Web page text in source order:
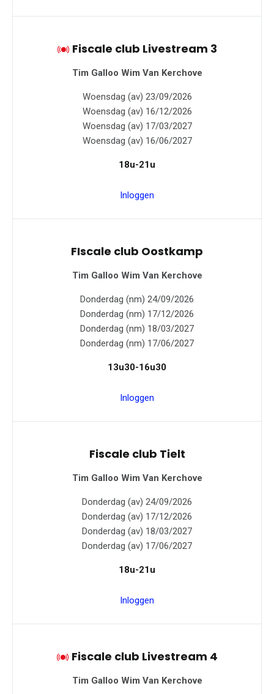
Fiscale club Livestream 3
Tim Galloo Wim Van Kerchove
Woensdag (av) 23/09/2026
Woensdag (av) 16/12/2026
Woensdag (av) 17/03/2027
Woensdag (av) 16/06/2027
18u-21u
Inloggen
FIscale club Oostkamp
Tim Galloo Wim Van Kerchove
Donderdag (nm) 24/09/2026
Donderdag (nm) 17/12/2026
Donderdag (nm) 18/03/2027
Donderdag (nm) 17/06/2027
13u30-16u30
Inloggen
Fiscale club Tielt
Tim Galloo Wim Van Kerchove
Donderdag (av) 24/09/2026
Donderdag (av) 17/12/2026
Donderdag (av) 18/03/2027
Donderdag (av) 17/06/2027
18u-21u
Inloggen
Fiscale club Livestream 4
Tim Galloo Wim Van Kerchove